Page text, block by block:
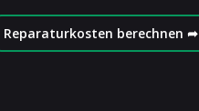
Reparaturkosten berechnen ➦